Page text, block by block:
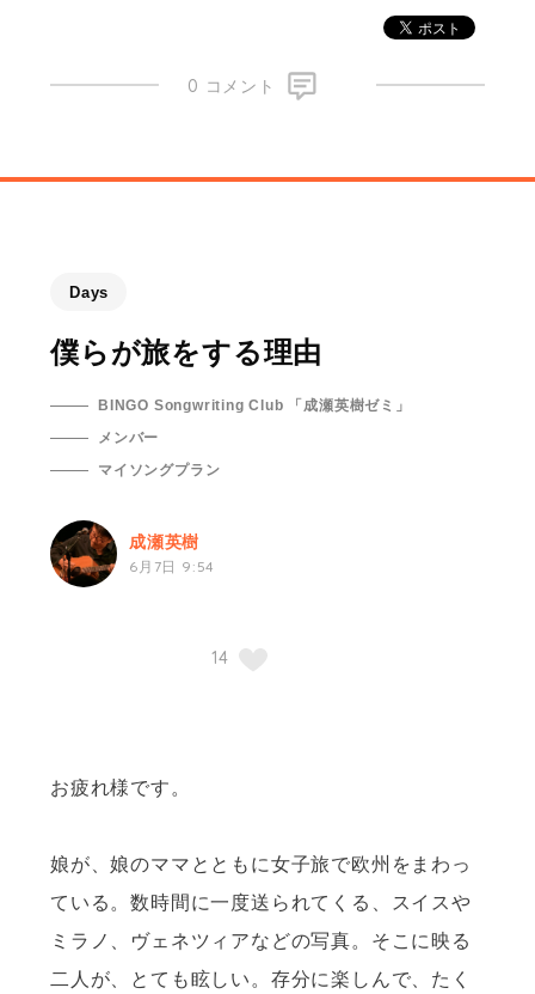
0 コメント
Days
僕らが旅をする理由
BINGO Songwriting Club 「成瀬英樹ゼミ」
メンバー
マイソングプラン
成瀬英樹
6月7日 9:54
お疲れ様です。
娘が、娘のママとともに女子旅で欧州をまわっ
ている。数時間に一度送られてくる、スイスや
ミラノ、ヴェネツィアなどの写真。そこに映る
二人が、とても眩しい。存分に楽しんで、たく